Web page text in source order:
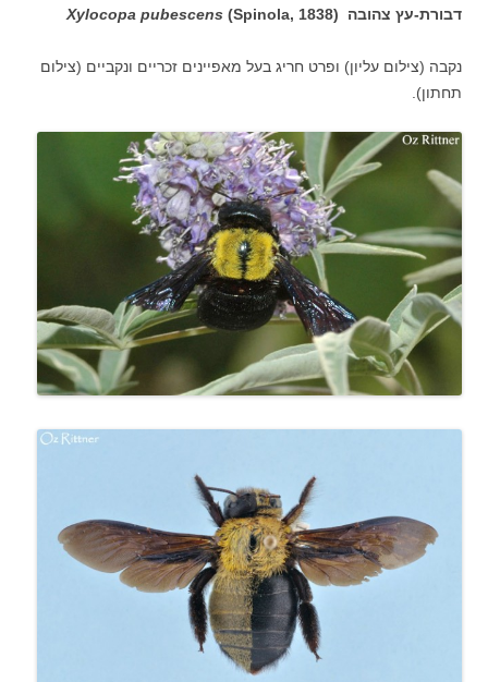
Xylocopa pubescens (Spinola, 1838) דבורת-עץ צהובה
נקבה (צילום עליון) ופרט חריג בעל מאפיינים זכריים ונקביים (צילום
תחתון).